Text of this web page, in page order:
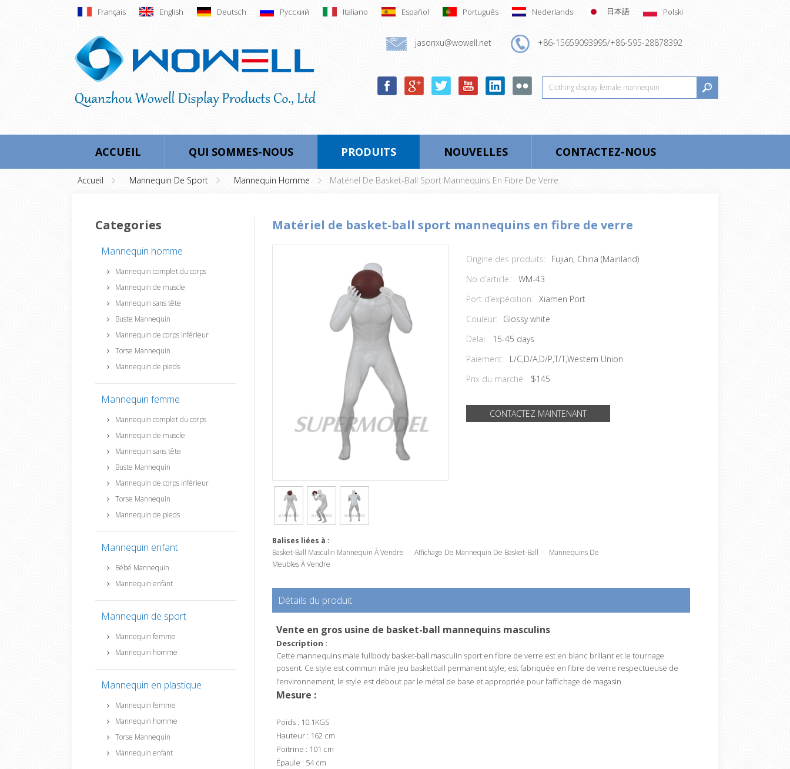
Français English Deutsch Русский Italiano Español Português Nederlands 日本語 Polski
jasonxu@wowell.net +86-15659093995/+86-595-28878392
ACCUEIL QUI SOMMES-NOUS PRODUITS NOUVELLES CONTACTEZ-NOUS
Accueil Mannequin De Sport Mannequin Homme Matériel De Basket-Ball Sport Mannequins En Fibre De Verre
Categories
Mannequin homme
Mannequin complet du corps
Mannequin de muscle
Mannequin sans tête
Buste Mannequin
Mannequin de corps inférieur
Torse Mannequin
Mannequin de pieds
Mannequin femme
Mannequin complet du corps
Mannequin de muscle
Mannequin sans tête
Buste Mannequin
Mannequin de corps inférieur
Torse Mannequin
Mannequin de pieds
Mannequin enfant
Bébé Mannequin
Mannequin enfant
Mannequin de sport
Mannequin femme
Mannequin homme
Mannequin en plastique
Mannequin femme
Mannequin homme
Torse Mannequin
Mannequin enfant
matériel de basket-ball sport mannequins en fibre de verre
Origine des produits:
Fujian, China (Mainland)
No d’article.: WM-43
Port d’expédition: Xiamen Port
Couleur:
Glossy white
Delai:
15-45 days
Paiement:
L/C,D/A,D/P,T/T,Western Union
Prix du marché:
$145
CONTACTEZ MAINTENANT
Balises liées à :
Basket-Ball Masculin Mannequin À Vendre
Affichage De Mannequin De Basket-Ball
Mannequins De
Meubles À Vendre
Détails du produit
Vente en gros usine de basket-ball mannequins masculins
Description :
Cette mannequins male fullbody basket-ball masculin sport en fibre de verre est en blanc brillant et le tournage
posent. Ce style est commun mâle jeu basketball permanent style, est fabriquée en fibre de verre respectueuse de
l’environnement, le style est debout par le métal de base et appropriée pour l’affichage de magasin.
Mesure :
Poids : 10.1KGS
Hauteur : 162 cm
Poitrine : 101 cm
Épaule : 54 cm